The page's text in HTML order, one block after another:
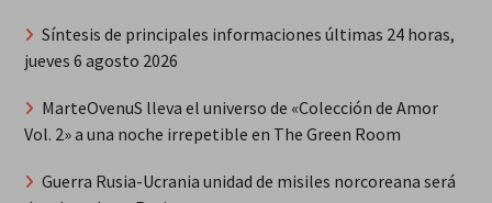
Síntesis de principales informaciones últimas 24 horas,
jueves 6 agosto 2026
MarteOvenuS lleva el universo de «Colección de Amor
Vol. 2» a una noche irrepetible en The Green Room
Guerra Rusia-Ucrania unidad de misiles norcoreana será